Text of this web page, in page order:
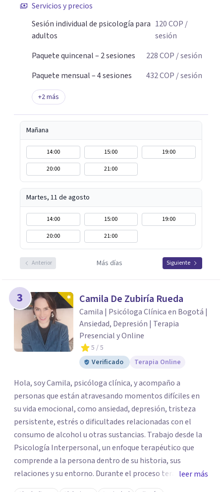
Servicios y precios
Sesión individual de psicología para
adultos
120COP /
sesión
Paquete quincenal – 2 sesiones
228COP / sesión
Paquete mensual – 4 sesiones
432COP / sesión
+2más
Mañana
14:00 15:00
19:00
20:00
21:00
Martes, 11 de agosto
14:00 15:00
19:00
20:00
21:00
Anterior Más días Siguiente
3 Camila De Zubiría Rueda
Camila | Psicóloga Clínica en Bogotá |
Ansiedad, Depresión | Terapia
Presencial y Online
5 / 5
Verificado
Terapia Online
Hola, soy Camila, psicóloga clínica, y acompaño a
personas que están atravesando momentos difíciles en
su vida emocional, como ansiedad, depresión, tristeza
persistente, estrés o dificultades relacionadas con el
consumo de alcohol u otras sustancias. Trabajo desde la
Psicología Interpersonal, un enfoque terapéutico que
comprende a la persona dentro de su historia, sus
relaciones y su entorno. Durante el proceso terapéutico
exploramos cómo tus experiencias pasadas, tus vínculos
leer más